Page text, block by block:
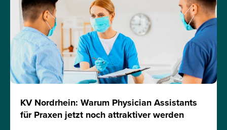
KV Nordrhein: Warum Physician Assistants
für Praxen jetzt noch attraktiver werden